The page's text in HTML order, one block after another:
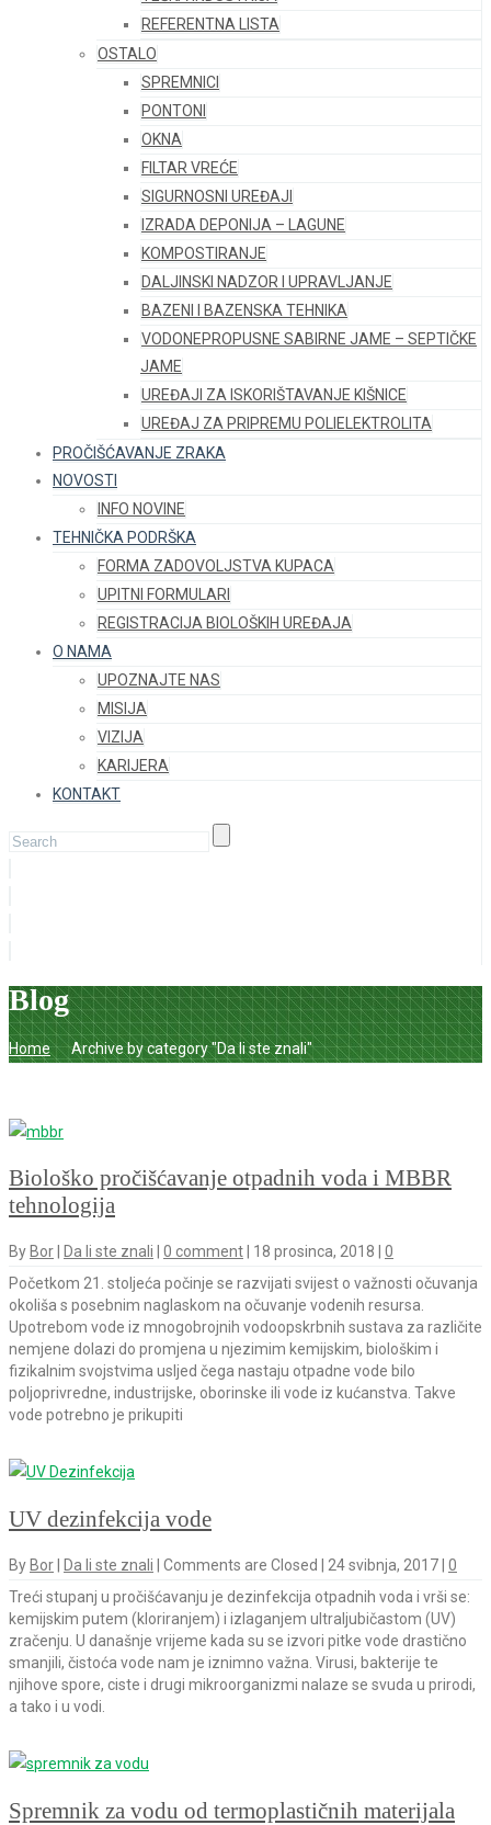
REFERENTNA LISTA
OSTALO
SPREMNICI
PONTONI
OKNA
FILTAR VREĆE
SIGURNOSNI UREĐAJI
IZRADA DEPONIJA – LAGUNE
KOMPOSTIRANJE
DALJINSKI NADZOR I UPRAVLJANJE
BAZENI I BAZENSKA TEHNIKA
VODONEPROPUSNE SABIRNE JAME – SEPTIČKE
JAME
UREĐAJI ZA ISKORIŠTAVANJE KIŠNICE
UREĐAJ ZA PRIPREMU POLIELEKTROLITA
PROČIŠĆAVANJE ZRAKA
NOVOSTI
INFO NOVINE
TEHNIČKA PODRŠKA
FORMA ZADOVOLJSTVA KUPACA
UPITNI FORMULARI
REGISTRACIJA BIOLOŠKIH UREĐAJA
O NAMA
UPOZNAJTE NAS
MISIJA
VIZIJA
KARIJERA
KONTAKT
Blog
Home Archive by category "Da li ste znali"
Biološko pročišćavanje otpadnih voda i MBBR
tehnologija
By Bor Da li ste znali 0 comment 18 prosinca, 2018
0
Početkom 21. stoljeća počinje se razvijati svijest o važnosti očuvanja
okoliša s posebnim naglaskom na očuvanje vodenih resursa.
Upotrebom vode iz mnogobrojnih vodoopskrbnih sustava za različite
nemjene dolazi do promjena u njezimim kemijskim, biološkim i
fizikalnim svojstvima usljed čega nastaju otpadne vode bilo
poljoprivredne, industrijske, oborinske ili vode iz kućanstva. Takve
vode potrebno je prikupiti
UV dezinfekcija vode
By Bor Da li ste znali Comments are Closed 24 svibnja, 2017 0
Treći stupanj u pročišćavanju je dezinfekcija otpadnih voda i vrši se:
kemijskim putem (kloriranjem) i izlaganjem ultraljubičastom (UV)
zračenju. U današnje vrijeme kada su se izvori pitke vode drastično
smanjili, čistoća vode nam je iznimno važna. Virusi, bakterije te
njihove spore, ciste i drugi mikroorganizmi nalaze se svuda u prirodi,
a tako i u vodi.
Spremnik za vodu od termoplastičnih materijala